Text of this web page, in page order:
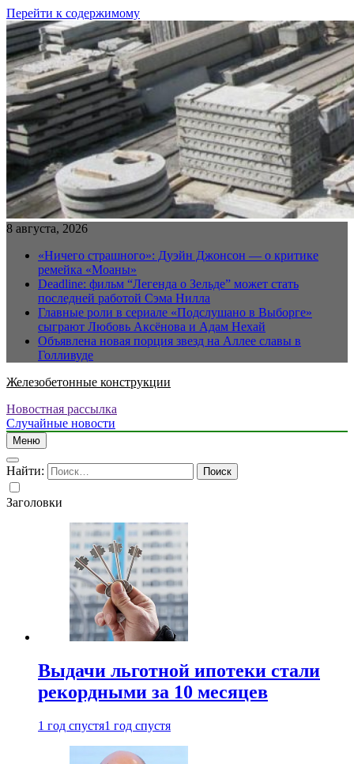
Перейти к содержимому
8 августа, 2026
«Ничего страшного»: Дуэйн Джонсон — о критике
ремейка «Моаны»
Deadline: фильм “Легенда о Зельде” может стать
последней работой Сэма Нилла
Главные роли в сериале «Подслушано в Выборге»
сыграют Любовь Аксёнова и Адам Нехай
Объявлена новая порция звезд на Аллее славы в
Голливуде
Железобетонные конструкции
Новостная рассылка
Случайные новости
Меню
Найти:
Заголовки
Выдачи льготной ипотеки стали
рекордными за 10 месяцев
1 год спустя1 год спустя